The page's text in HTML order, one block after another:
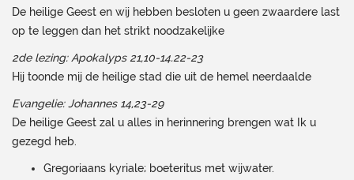
De heilige Geest en wij hebben besloten u geen zwaardere last
op te leggen dan het strikt noodzakelijke
2de lezing: Apokalyps 21,10-14.22-23
Hij toonde mij de heilige stad die uit de hemel neerdaalde
Evangelie: Johannes 14,23-29
De heilige Geest zal u alles in herinnering brengen wat Ik u
gezegd heb.
Gregoriaans kyriale; boeteritus met wijwater.